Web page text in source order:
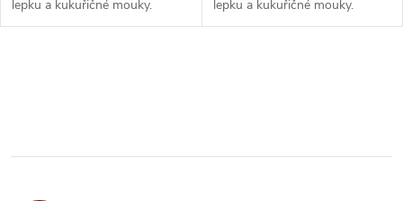
lepku a kukuřičné mouky.
lepku a kukuřičné mouky.
l